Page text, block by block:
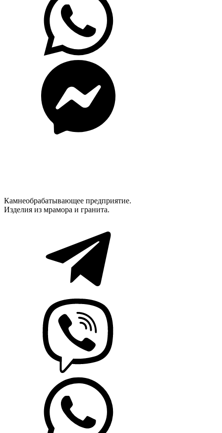
Камнеобрабатывающее предприятие.
Изделия из мрамора и гранита.